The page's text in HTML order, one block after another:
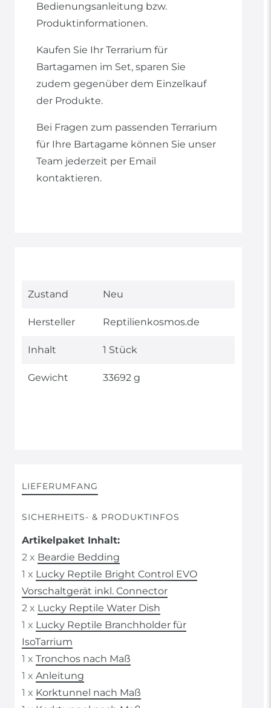
Bedienungsanleitung bzw.
Produktinformationen.
Kaufen Sie Ihr Terrarium für
Bartagamen im Set, sparen Sie
zudem gegenüber dem Einzelkauf
der Produkte.
Bei Fragen zum passenden Terrarium
für Ihre Bartagame können Sie unser
Team jederzeit per Email
kontaktieren.
Technisches
Wert
Zustand Neu
Hersteller Reptilienkosmos.de
Inhalt 1 Stück
Gewicht 33692 g
LIEFERUMFANG
SICHERHEITS- & PRODUKTINFOS
Artikelpaket Inhalt:
2 x Beardie Bedding
1 x Lucky Reptile Bright Control EVO
Vorschaltgerät inkl. Connector
2 x Lucky Reptile Water Dish
1 x Lucky Reptile Branchholder für
IsoTarrium
1 x Tronchos nach Maß
1 x Anleitung
1 x Korktunnel nach Maß